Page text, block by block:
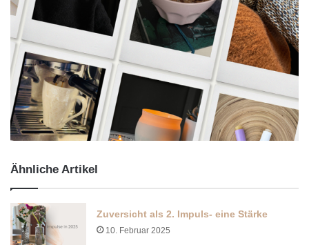
Ähnliche Artikel
Zuversicht als 2. Impuls- eine Stärke
10. Februar 2025